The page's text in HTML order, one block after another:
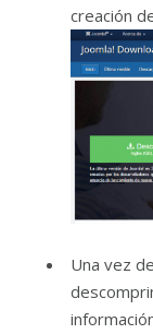
creación
Una vez